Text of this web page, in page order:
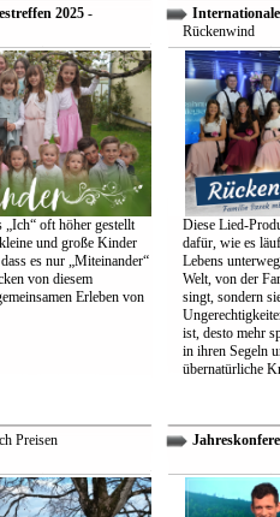
2025-
oft höher gestellt
und große Kinder
es nur „Miteinander“
von diesem
Erleben von
Rückenwind
Diese Lied-
dafür, wie es
Lebens
Welt, von der
singt, sondern
ist, desto mehr
in ihren Segeln
übernatürliche
Preisen